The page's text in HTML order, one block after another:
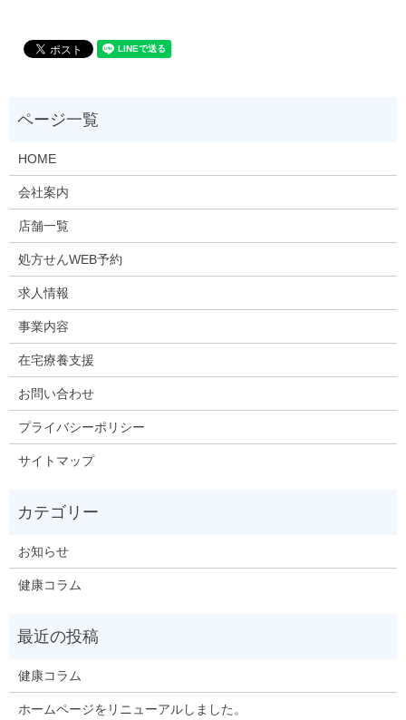
HOME
会社案内
店舗一覧
処方せんWEB予約
求人情報
事業内容
在宅療養支援
お問い合わせ
プライバシーポリシー
サイトマップ
お知らせ
健康コラム
健康コラム
ホームページをリニューアルしました。